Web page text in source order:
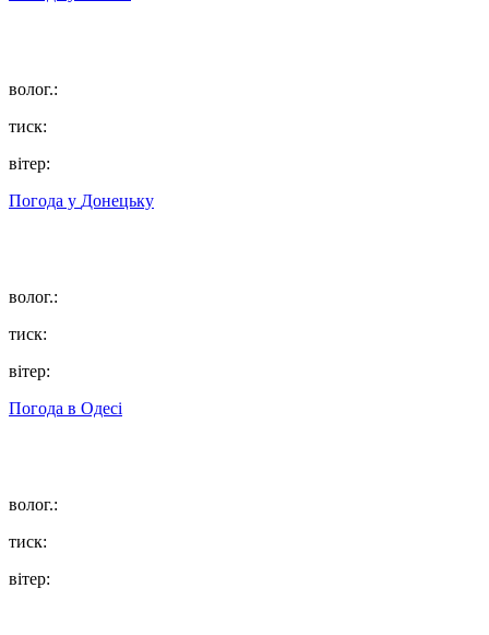
волог.:
тиск:
вітер:
Погода у Донецьку
волог.:
тиск:
вітер:
Погода в Одесі
волог.:
тиск:
вітер: